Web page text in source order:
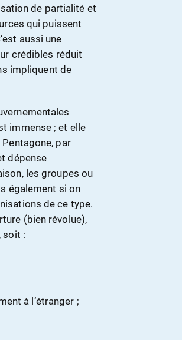
de partialité et
qui puissent
aussi une
crédibles réduit
impliquent de
immense ; et elle
par
dépense
les groupes ou
également si on
de ce type.
(bien révolue),
soit :
à l’étranger ;